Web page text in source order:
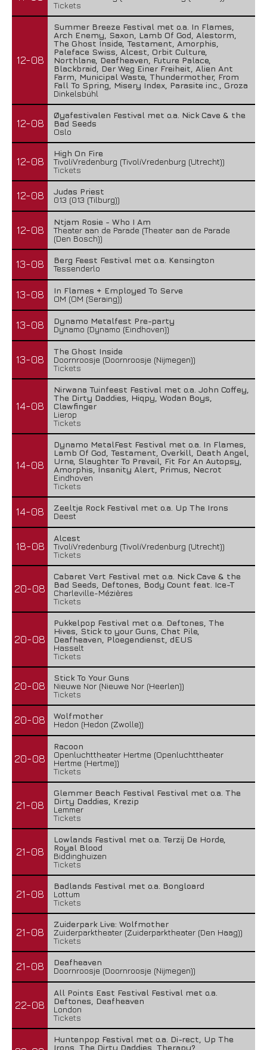
Tickets
12-08
Summer Breeze Festival met o.a. In Flames,
Arch Enemy, Saxon, Lamb Of God, Alestorm,
The Ghost Inside, Testament, Amorphis,
Paleface Swiss, Alcest, Orbit Culture,
Northlane, Deafheaven, Future Palace,
Blackbraid, Der Weg Einer Freiheit, Alien Ant
Farm, Municipal Waste, Thundermother, From
Fall To Spring, Misery Index, Parasite inc., Groza
Dinkelsbühl
12-08
Øyafestivalen Festival met o.a. Nick Cave & the
Bad Seeds
Oslo
12-08
High On Fire
TivoliVredenburg (TivoliVredenburg (Utrecht))
Tickets
12-08
Judas Priest
013 (013 (Tilburg))
12-08
Ntjam Rosie - Who I Am
Theater aan de Parade (Theater aan de Parade
(Den Bosch))
13-08
Berg Feest Festival met o.a. Kensington
Tessenderlo
13-08
In Flames + Employed To Serve
OM (OM (Seraing))
13-08
Dynamo Metalfest Pre-party
Dynamo (Dynamo (Eindhoven))
13-08
The Ghost Inside
Doornroosje (Doornroosje (Nijmegen))
Tickets
14-08
Nirwana Tuinfeest Festival met o.a. John Coffey,
The Dirty Daddies, Hiqpy, Wodan Boys,
Clawfinger
Lierop
Tickets
14-08
Dynamo MetalFest Festival met o.a. In Flames,
Lamb Of God, Testament, Overkill, Death Angel,
Urne, Slaughter To Prevail, Fit For An Autopsy,
Amorphis, Insanity Alert, Primus, Necrot
Eindhoven
Tickets
14-08
Zeeltje Rock Festival met o.a. Up The Irons
Deest
18-08
Alcest
TivoliVredenburg (TivoliVredenburg (Utrecht))
Tickets
20-08
Cabaret Vert Festival met o.a. Nick Cave & the
Bad Seeds, Deftones, Body Count feat. Ice-T
Charleville-Mézières
Tickets
20-08
Pukkelpop Festival met o.a. Deftones, The
Hives, Stick to your Guns, Chat Pile,
Deafheaven, Ploegendienst, dEUS
Hasselt
Tickets
20-08
Stick To Your Guns
Nieuwe Nor (Nieuwe Nor (Heerlen))
Tickets
20-08
Wolfmother
Hedon (Hedon (Zwolle))
20-08
Racoon
Openluchttheater Hertme (Openluchttheater
Hertme (Hertme))
Tickets
21-08
Glemmer Beach Festival Festival met o.a. The
Dirty Daddies, Krezip
Lemmer
Tickets
21-08
Lowlands Festival met o.a. Terzij De Horde,
Royal Blood
Biddinghuizen
Tickets
21-08
Badlands Festival met o.a. Bongloard
Lottum
Tickets
21-08
Zuiderpark Live: Wolfmother
Zuiderparktheater (Zuiderparktheater (Den Haag))
Tickets
21-08
Deafheaven
Doornroosje (Doornroosje (Nijmegen))
22-08
All Points East Festival Festival met o.a.
Deftones, Deafheaven
London
Tickets
Huntenpop Festival met o.a. Di-rect, Up The
Irons, The Dirty Daddies, Therapy?